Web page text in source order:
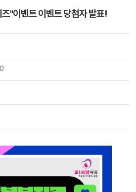
"이벤트 이벤트 당첨자 발표!